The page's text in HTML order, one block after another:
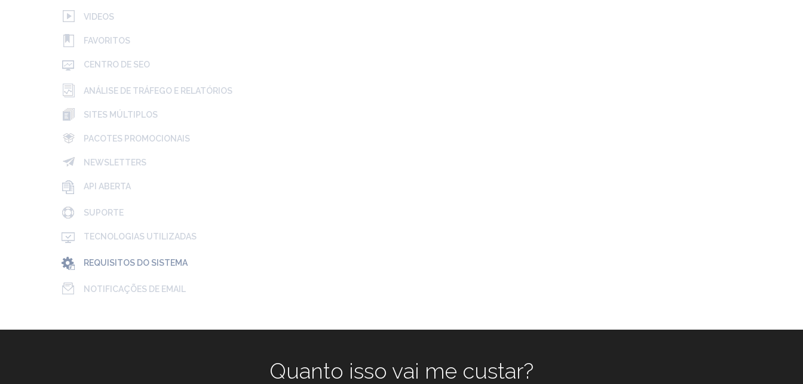
VIDEOS
FAVORITOS
CENTRO DE SEO
ANÁLISE DE TRÁFEGO E RELATÓRIOS
SITES MÚLTIPLOS
PACOTES PROMOCIONAIS
NEWSLETTERS
API ABERTA
SUPORTE
TECNOLOGIAS UTILIZADAS
REQUISITOS DO SISTEMA
NOTIFICAÇÕES DE EMAIL
Quanto isso vai me custar?